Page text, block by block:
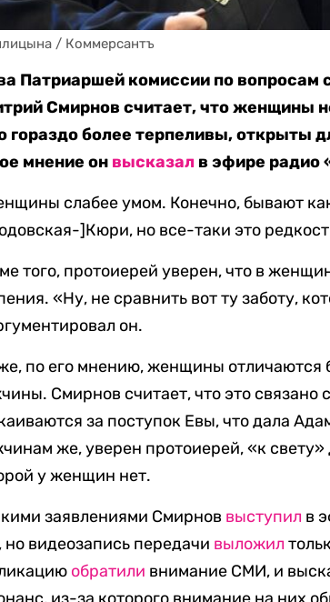
/ Коммерсантъ
Патриаршей комиссии по вопросам
Смирнов считает, что женщины
гораздо более терпеливы, открыты
мнение он высказал в эфире радио
слабее умом. Конечно, бывают
]Кюри, но все-таки это
того, протоиерей уверен, что в
«Ну, не сравнить вот ту заботу,
он.
по его мнению, женщины отличаются
Смирнов считает, что это связано
за поступок Евы, что дала
же, уверен протоиерей, «к свету»
у женщин нет.
заявлениями Смирнов выступил в
но видеозапись передачи выложил
обратили внимание СМИ, и